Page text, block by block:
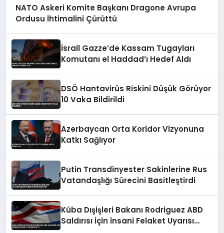
NATO Askeri Komite Başkanı Dragone Avrupa
Ordusu İhtimalini Çürüttü
İsrail Gazze’de Kassam Tugayları
Komutanı el Haddad’ı Hedef Aldı
DSÖ Hantavirüs Riskini Düşük Görüyor
10 Vaka Bildirildi
Azerbaycan Orta Koridor Vizyonuna
Katkı Sağlıyor
Putin Transdinyester Sakinlerine Rus
Vatandaşlığı Sürecini Basitleştirdi
Küba Dışişleri Bakanı Rodriguez ABD
Saldırısı İçin İnsani Felaket Uyarısı